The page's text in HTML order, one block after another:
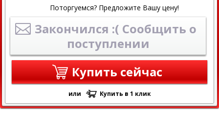
Поторгуемся? Предложите Вашу цену!
Закончился :( Сообщить о
поступлении
Купить сейчас
или Купить в 1 клик